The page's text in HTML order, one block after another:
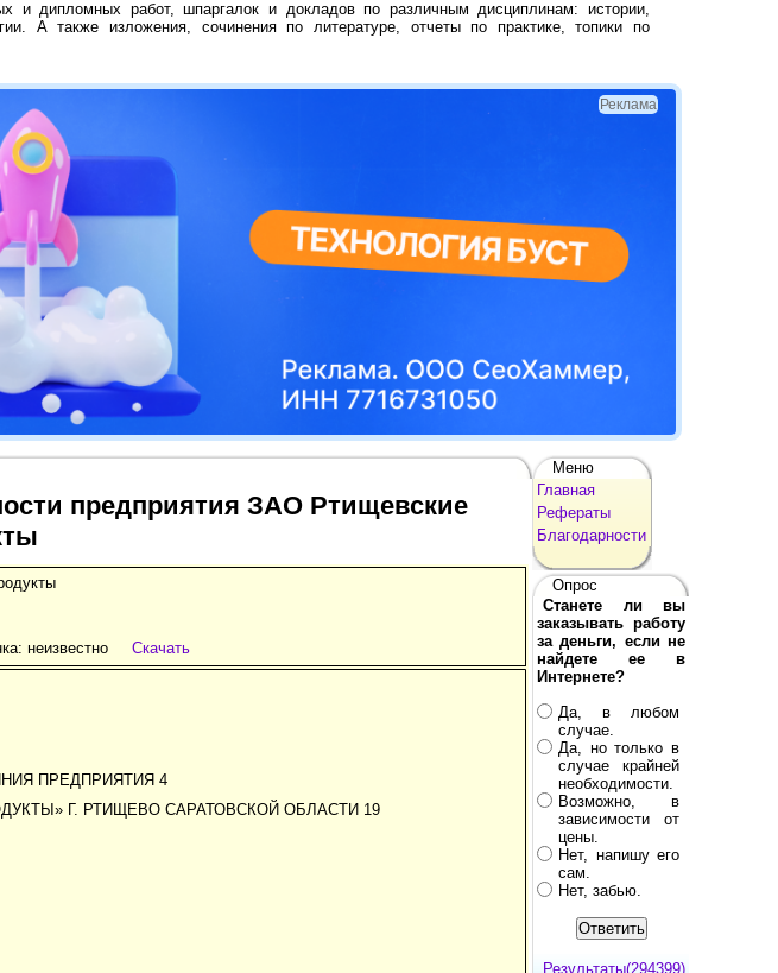
и дипломных работ, шпаргалок и докладов по различным дисциплинам: истории,
А также изложения, сочинения по литературе, отчеты по практике, топики по
Реклама
предприятия ЗАО Ртищевские
неизвестно Скачать
ПРЕДПРИЯТИЯ 4
Г. РТИЩЕВО САРАТОВСКОЙ ОБЛАСТИ 19
Меню
Главная
Рефераты
Благодарности
Опрос
Станете ли вы
заказывать работу
за деньги, если не
найдете ее в
Интернете?
Да, в любом
случае.
Да, но только в
случае крайней
необходимости.
Возможно, в
зависимости от
цены.
Нет, напишу его
сам.
Нет, забью.
Результаты(294399)